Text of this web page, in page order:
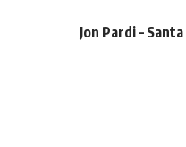
Jon Pardi –